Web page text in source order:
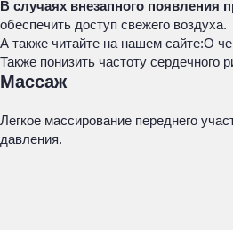
В случаях внезапного появления
обеспечить доступ свежего воздуха.
А также читайте на нашем сайте:О
Также понизить частоту
Массаж
Легкое массирование переднего
давления.